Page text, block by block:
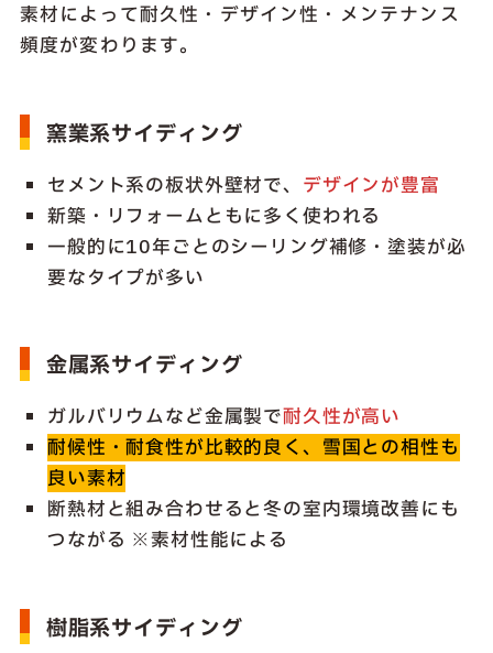
素材によって耐久性・デザイン性・メンテナンス
頻度が変わります。
窯業系サイディング
セメント系の板状外壁材で、 デザインが豊富
新築・リフォームともに多く使われる
一般的に10年ごとのシーリング補修・塗装が必
要なタイプが多い
金属系サイディング
ガルバリウムなど金属製で耐久性が高い
耐候性・耐食性が比較的良く、雪国との相性も
良い素材
断熱材と組み合わせると冬の室内環境改善にも
つながる ※素材性能による
樹脂系サイディング